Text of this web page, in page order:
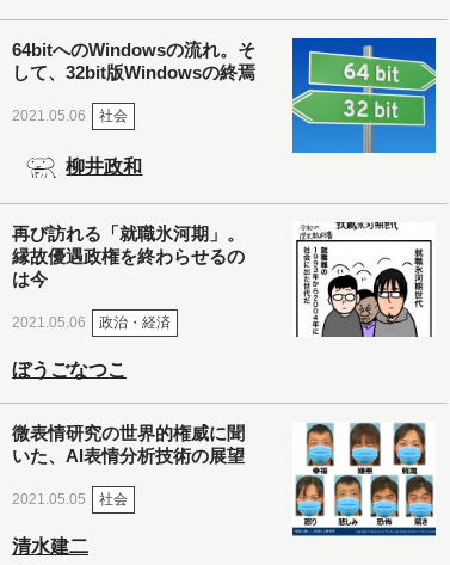
64bitへのWindowsの流れ。そ
して、32bit版Windowsの終焉
2021.05.06 社会
柳井政和
再び訪れる「就職氷河期」。
縁故優遇政権を終わらせるの
は今
2021.05.06 政治・経済
ぼうごなつこ
微表情研究の世界的権威に聞
いた、AI表情分析技術の展望
2021.05.05 社会
清水建二